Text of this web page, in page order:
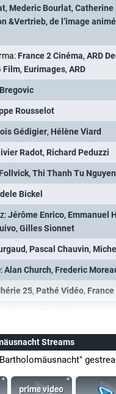
, Mederic Bourlat, Catherine
&Vertrieb, de l’image
France 2 Cinéma, ARD
Film, Eurimages, ARD
Rousselot
Gédigier, Hélène Viard
Radot, Richard Peduzzi
, Thi Thanh Tu Nguyen
Bickel
Jérôme Enrico, Emmanuel
, Gilles Sionnet
, Pascal Chauvin,
Alan Church, Frederic
25, Pathé Vidéo, France
Streams